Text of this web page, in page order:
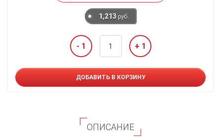
1,213 руб.
- 1 + 1
ДОБАВИТЬ В КОРЗИНУ
ОПИСАНИЕ